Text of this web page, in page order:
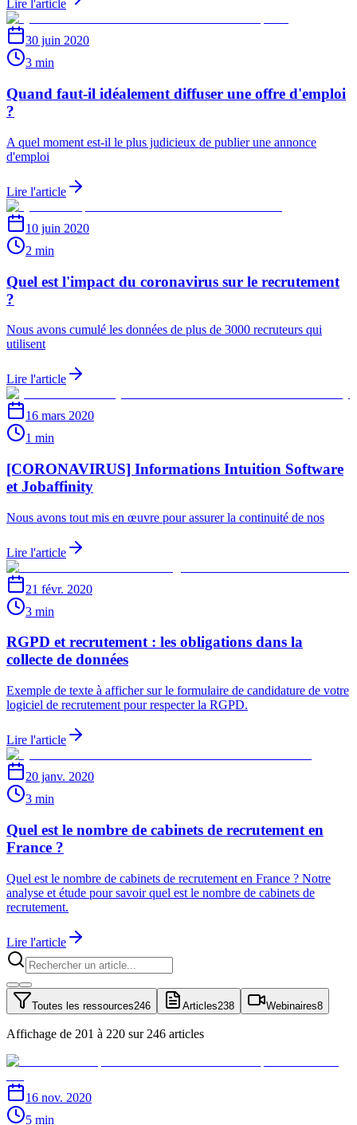
Lire l'article
30 juin 2020
3 min
Quand faut-il idéalement diffuser une offre d'emploi
?
A quel moment est-il le plus judicieux de publier une annonce
d'emploi
Lire l'article
10 juin 2020
2 min
Quel est l'impact du coronavirus sur le recrutement
?
Nous avons cumulé les données de plus de 3000 recruteurs qui
utilisent
Lire l'article
16 mars 2020
1 min
[CORONAVIRUS] Informations Intuition Software
et Jobaffinity
Nous avons tout mis en œuvre pour assurer la continuité de nos
Lire l'article
21 févr. 2020
3 min
RGPD et recrutement : les obligations dans la
collecte de données
Exemple de texte à afficher sur le formulaire de candidature de votre
logiciel de recrutement pour respecter la RGPD.
Lire l'article
20 janv. 2020
3 min
Quel est le nombre de cabinets de recrutement en
France ?
Quel est le nombre de cabinets de recrutement en France ? Notre
analyse et étude pour savoir quel est le nombre de cabinets de
recrutement.
Lire l'article
Toutes les ressources246 Articles238 Webinaires8
Affichage de 201 à 220 sur 246 articles
16 nov. 2020
5 min